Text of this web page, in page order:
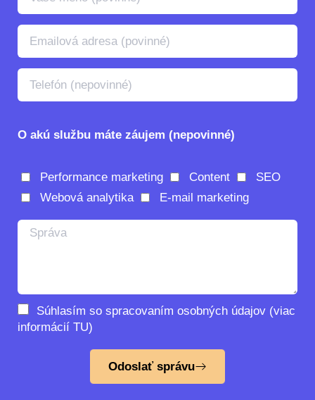
O akú službu máte záujem (nepovinné)
Performance marketing Content
SEO
Webová analytika
E-mail marketing
Súhlasím so spracovaním osobných údajov (viac
informácií TU)
Odoslať správu